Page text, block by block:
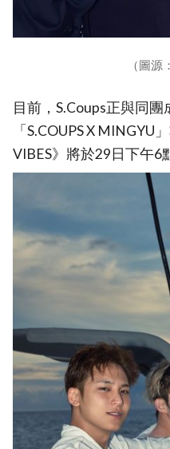
（圖源
目前，S.Coups正與同
「S.COUPS X
VIBES》將於29日下午6